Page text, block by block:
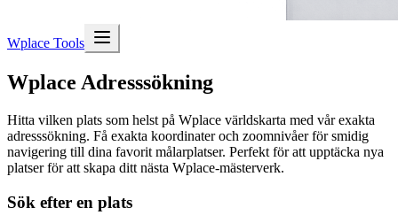
Wplace Tools
Wplace Adresssökning
Hitta vilken plats som helst på Wplace världskarta med vår exakta
adresssökning. Få exakta koordinater och zoomnivåer för smidig
navigering till dina favorit målarplatser. Perfekt för att upptäcka nya
platser för att skapa ditt nästa Wplace-mästerverk.
Sök efter en plats